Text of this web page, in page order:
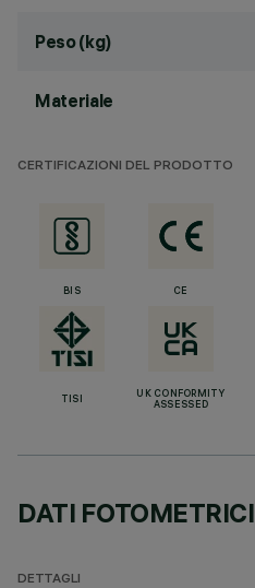
Peso (kg)
Materiale
CERTIFICAZIONI DEL PRODOTTO
BIS CE
TISI
UK CONFORMITY
ASSESSED
DATI FOTOMETRICI
DETTAGLI